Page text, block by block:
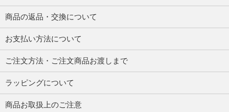
商品の返品・交換について
お支払い方法について
ご注文方法・ご注文商品お渡しまで
ラッピングについて
商品お取扱上のご注意